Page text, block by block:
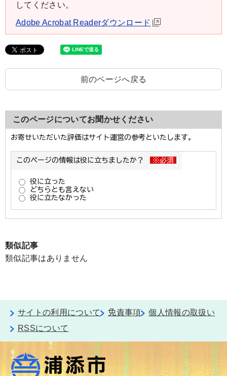
してください。
Adobe Acrobat Readerダウンロード
前のページへ戻る
このページについてお聞かせください
類似記事
類似記事はありません
サイトの利用について 免責事項
個人情報の取扱い
RSSについて